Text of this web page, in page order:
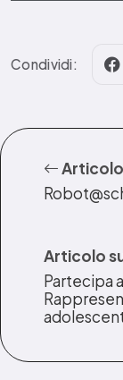
Condividi:
Articolo
Partecipa